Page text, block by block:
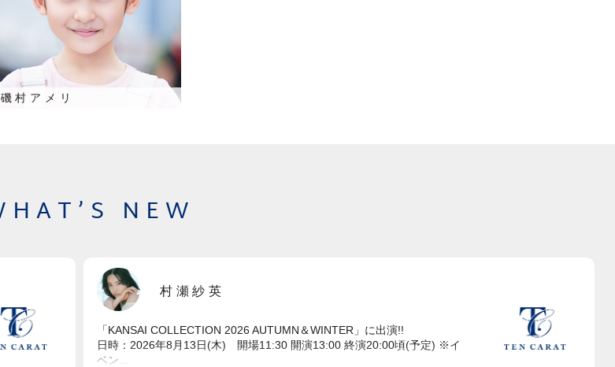
磯村アメリ
NEW
村瀬紗英
「KANSAI COLLECTION 2026 AUTUMN＆WINTER」に出演!!
日時：2026年8月13日(木) 開場11:30 開演13:00 終演20:00頃(予定) ※イ
ベン...